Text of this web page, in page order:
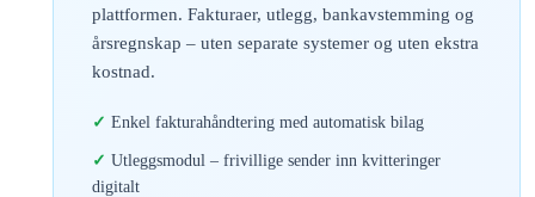
plattformen. Fakturaer, utlegg, bankavstemming og
årsregnskap – uten separate systemer og uten ekstra
kostnad.
Enkel fakturahåndtering med automatisk bilag
Utleggsmodul – frivillige sender inn kvitteringer
digitalt